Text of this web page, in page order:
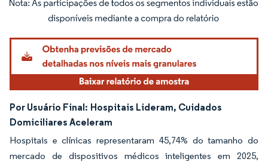
Imagem © Mordor Intelligence. O reuso requer atribuição conforme CC BY 4.0.
Por Usuário Final: Hospitais Lideram, Cuidados
Domiciliares Aceleram
Hospitais e clínicas representaram 45,74% do tamanho do
mercado de dispositivos médicos inteligentes em 2025,